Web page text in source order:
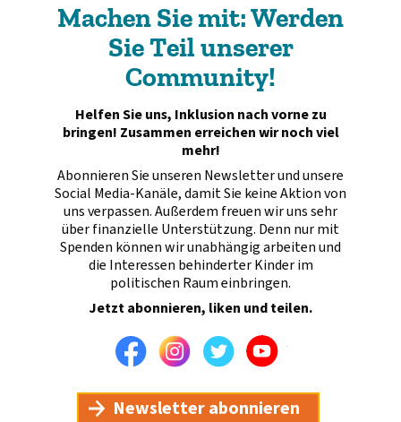
Machen Sie mit: Werden
Sie Teil unserer
Community!
Helfen Sie uns, Inklusion nach vorne zu
bringen! Zusammen erreichen wir noch viel
mehr!
Abonnieren Sie unseren Newsletter und unsere
Social Media-Kanäle, damit Sie keine Aktion von
uns verpassen. Außerdem freuen wir uns sehr
über finanzielle Unterstützung. Denn nur mit
Spenden können wir unabhängig arbeiten und
die Interessen behinderter Kinder im
politischen Raum einbringen.
Jetzt abonnieren, liken und teilen.
FacebookInstagramTwitterYoutube
Newsletter abonnieren